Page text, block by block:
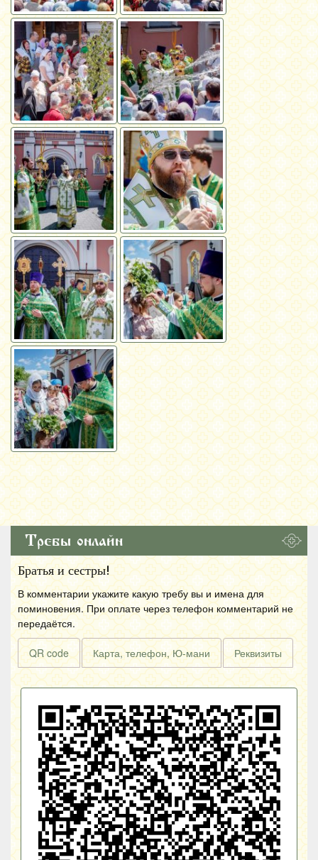
Требы онлайн
Братья и сестры!
В комментарии укажите какую требу вы и имена для
поминовения. При оплате через телефон комментарий не
передаётся.
QR code Карта, телефон, Ю-мани Реквизиты